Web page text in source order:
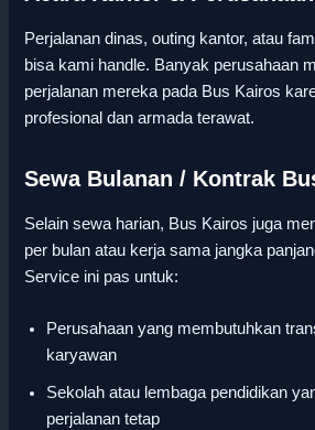
Perjalanan dinas, outing kantor, atau
bisa kami handle. Banyak perusahaan
perjalanan mereka pada Bus Kairos
profesional dan armada terawat.
Sewa Bulanan / Kontrak
Selain sewa harian, Bus Kairos juga
per bulan atau kerja sama jangka
Service ini pas untuk:
Perusahaan yang membutuhkan
karyawan
Sekolah atau lembaga pendidikan
perjalanan tetap